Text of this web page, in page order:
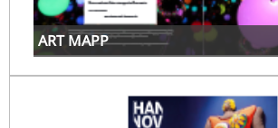
ART MAPP